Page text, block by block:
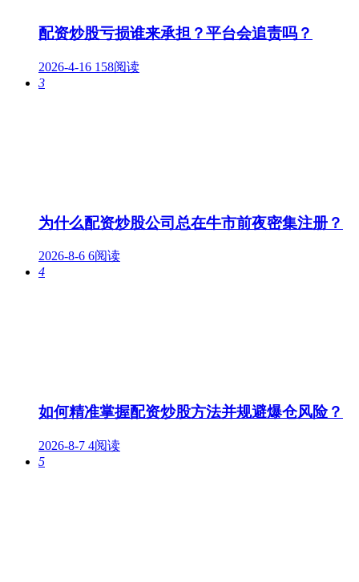
配资炒股亏损谁来承担？平台会追责吗？
2026-4-16 158阅读
3
为什么配资炒股公司总在牛市前夜密集注册？
2026-8-6 6阅读
4
如何精准掌握配资炒股方法并规避爆仓风险？
2026-8-7 4阅读
5